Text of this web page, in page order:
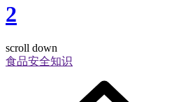
2
scroll down
食品安全知识